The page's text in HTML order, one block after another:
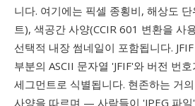
니다. 여기에는 픽셀 종횡비, 해상도
트), 색공간 사양(CCIR 601 변환을 사
선택적 내장 썸네일이 포함됩니다.
부분의 ASCII 문자열 'JFIF'와 버전 번
세그먼트로 식별됩니다. 현존하는 거의
사양을 따르며 — 사람들이 'JPEG 파